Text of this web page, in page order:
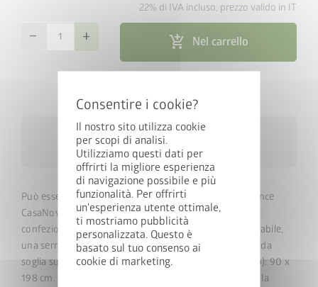
Il nostro sito utilizza cookie
per scopi di analisi.
Utilizziamo questi dati per
offrirti la migliore esperienza
di navigazione possibile e più
funzionalità. Per offrirti
un'esperienza utente ottimale,
ti mostriamo pubblicità
personalizzata. Questo è
basato sul tuo consenso ai
cookie di marketing.
22% di IVA incluso, prezzo valido in IT
remove add add_shopping_cart Nel carrello
local_shipping
Consegna gratuita in 4
settimane
Può essere montata su qualsiasi parete della dépendance
CasaNova, consentendoti di accedere da due lati. La
confezione include un set di maniglie in acciaio inossidabile,
una serratura a cilindro, un pistone a gas e una rampa da
soglia supplementare. Dimensioni porta (telaio escluso): 90 x
198 cm. Puoi scegliere liberamente il lato su cui fissare la